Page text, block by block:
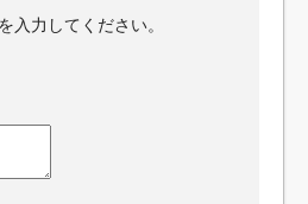
入力してください。